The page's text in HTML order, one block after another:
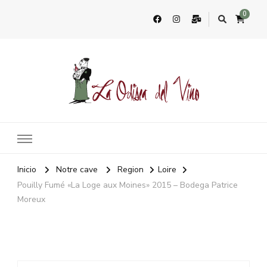
0
Inicio Notre cave Region
Loire
Pouilly Fumé «La Loge aux Moines» 2015 – Bodega Patrice
Moreux